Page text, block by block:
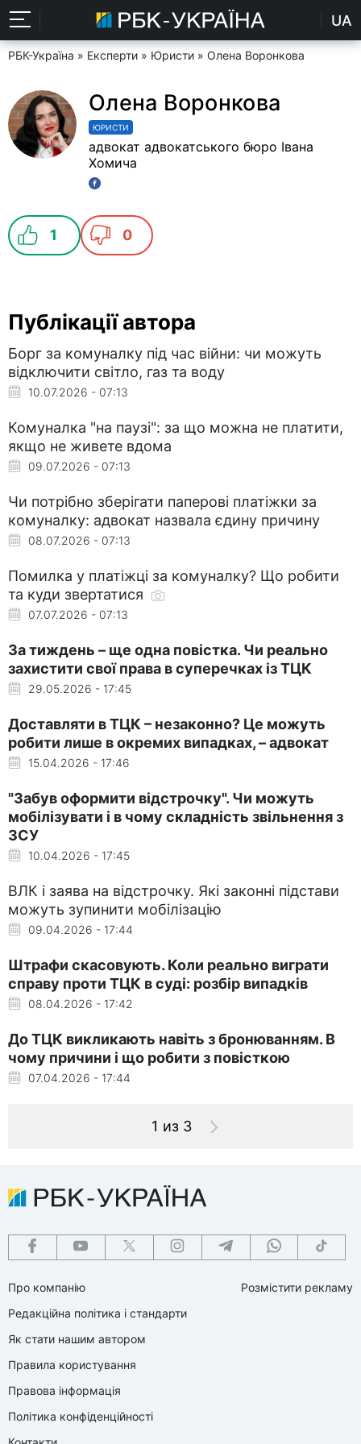
UA
РБК-Україна » Експерти » Юристи » Олена Воронкова
Олена Воронкова
ЮРИСТИ
адвокат адвокатського бюро Івана
Хомича
1 0
Публікації автора
Борг за комуналку під час війни: чи можуть
відключити світло, газ та воду
10.07.2026 - 07:13
Комуналка "на паузі": за що можна не платити,
якщо не живете вдома
09.07.2026 - 07:13
Чи потрібно зберігати паперові платіжки за
комуналку: адвокат назвала єдину причину
08.07.2026 - 07:13
Помилка у платіжці за комуналку? Що робити
та куди звертатися
07.07.2026 - 07:13
За тиждень – ще одна повістка. Чи реально
захистити свої права в суперечках із ТЦК
29.05.2026 - 17:45
Доставляти в ТЦК – незаконно? Це можуть
робити лише в окремих випадках, – адвокат
15.04.2026 - 17:46
"Забув оформити відстрочку". Чи можуть
мобілізувати і в чому складність звільнення з
ЗСУ
10.04.2026 - 17:45
ВЛК і заява на відстрочку. Які законні підстави
можуть зупинити мобілізацію
09.04.2026 - 17:44
Штрафи скасовують. Коли реально виграти
справу проти ТЦК в суді: розбір випадків
08.04.2026 - 17:42
До ТЦК викликають навіть з бронюванням. В
чому причини і що робити з повісткою
07.04.2026 - 17:44
1 из 3
Про компанію
Редакційна політика і стандарти
Як стати нашим автором
Правила користування
Правова інформація
Політика конфіденційності
Розмістити рекламу